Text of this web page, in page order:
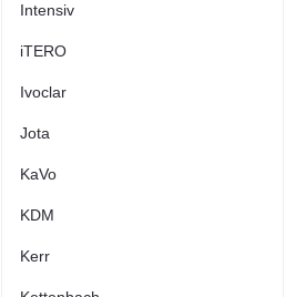
Intensiv
iTERO
Ivoclar
Jota
KaVo
KDM
Kerr